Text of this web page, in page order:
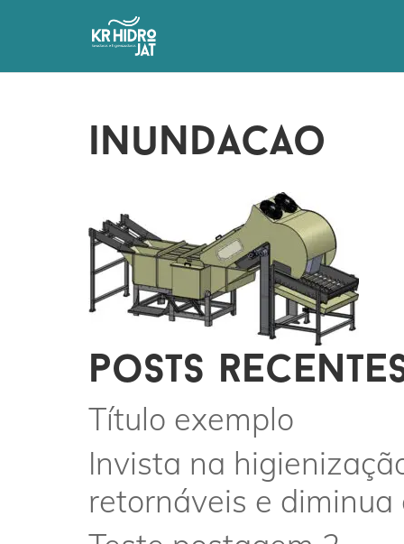
inundacao
posts
Título exemplo
Invista na
retornáveis e